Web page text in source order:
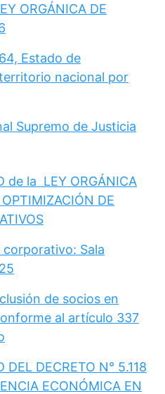
ORGÁNICA DE
Estado de
nacional por
Supremo de Justicia
de la LEY ORGÁNICA
DE
Sala
de socios en
al artículo 337
DECRETO N° 5.118
ECONÓMICA EN